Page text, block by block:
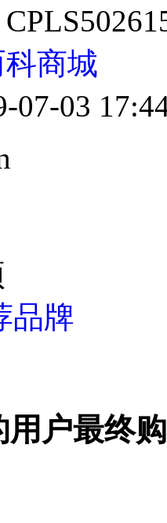
商城
07-03
品牌
户最终